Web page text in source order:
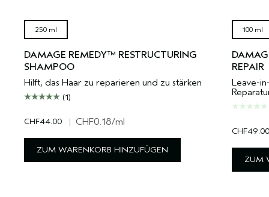
250 ml
DAMAGE REMEDY™ RESTRUCTURING
SHAMPOO
Hilft, das Haar zu reparieren und zu stärken
(1)
CHF44.00 | CHF0.18/ml
ZUM WARENKORB HINZUFÜGEN
100 ml
REPAIR
Leave-
CHF49.00
ZUM